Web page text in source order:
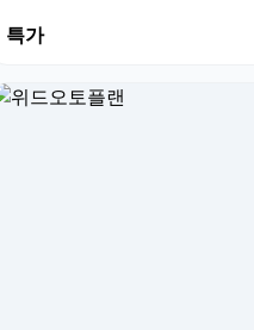
특가